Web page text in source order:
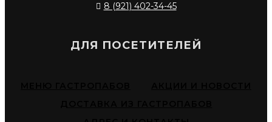
8 (921) 402-34-45
ДЛЯ ПОСЕТИТЕЛЕЙ